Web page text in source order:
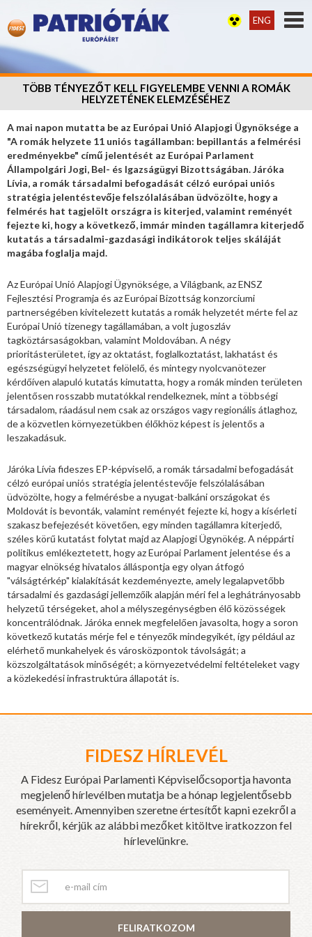
ENG
TÖBB TÉNYEZŐT KELL FIGYELEMBE VENNI A ROMÁK
HELYZETÉNEK ELEMZÉSÉHEZ
A mai napon mutatta be az Európai Unió Alapjogi Ügynöksége a
"A romák helyzete 11 uniós tagállamban: bepillantás a felmérési
eredményekbe" című jelentését az Európai Parlament
Állampolgári Jogi, Bel- és Igazságügyi Bizottságában. Járóka
Lívia, a romák társadalmi befogadását célzó európai uniós
stratégia jelentéstevője felszólalásában üdvözölte, hogy a
felmérés hat tagjelölt országra is kiterjed, valamint reményét
fejezte ki, hogy a következő, immár minden tagállamra kiterjedő
kutatás a társadalmi-gazdasági indikátorok teljes skáláját
magába foglalja majd.
Az Európai Unió Alapjogi Ügynöksége, a Világbank, az ENSZ
Fejlesztési Programja és az Európai Bizottság konzorciumi
partnerségében kivitelezett kutatás a romák helyzetét mérte fel az
Európai Unió tizenegy tagállamában, a volt jugoszláv
tagköztársaságokban, valamint Moldovában. A négy
prioritásterületet, így az oktatást, foglalkoztatást, lakhatást és
egészségügyi helyzetet felölelő, és mintegy nyolcvanötezer
kérdőíven alapuló kutatás kimutatta, hogy a romák minden területen
jelentősen rosszabb mutatókkal rendelkeznek, mint a többségi
társadalom, ráadásul nem csak az országos vagy regionális átlaghoz,
de a közvetlen környezetükben élőkhöz képest is jelentős a
leszakadásuk.
Járóka Lívia fideszes EP-képviselő, a romák társadalmi befogadását
célzó európai uniós stratégia jelentéstevője felszólalásában
üdvözölte, hogy a felmérésbe a nyugat-balkáni országokat és
Moldovát is bevonták, valamint reményét fejezte ki, hogy a kísérleti
szakasz befejezését követően, egy minden tagállamra kiterjedő,
széles körű kutatást folytat majd az Alapjogi Ügynökég. A néppárti
politikus emlékeztetett, hogy az Európai Parlament jelentése és a
magyar elnökség hivatalos álláspontja egy olyan átfogó
"válságtérkép" kialakítását kezdeményezte, amely legalapvetőbb
társadalmi és gazdasági jellemzőik alapján méri fel a leghátrányosabb
helyzetű térségeket, ahol a mélyszegénységben élő közösségek
koncentrálódnak. Járóka ennek megfelelően javasolta, hogy a soron
következő kutatás mérje fel e tényezők mindegyikét, így például az
elérhető munkahelyek és városközpontok távolságát; a
közszolgáltatások minőségét; a környezetvédelmi feltételeket vagy
a közlekedési infrastruktúra állapotát is.
FIDESZ HÍRLEVÉL
A Fidesz Európai Parlamenti Képviselőcsoportja havonta
megjelenő hírlevélben mutatja be a hónap legjelentősebb
eseményeit. Amennyiben szeretne értesítőt kapni ezekről a
hírekről, kérjük az alábbi mezőket kitöltve iratkozzon fel
hírlevelünkre.
FELIRATKOZOM